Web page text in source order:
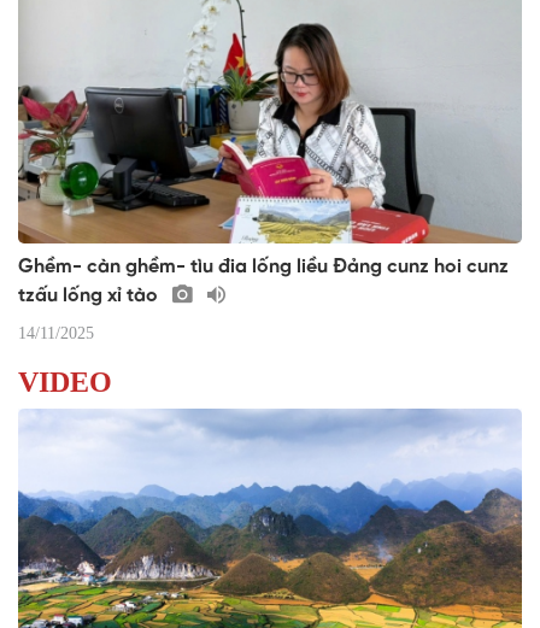
Ghềm- càn ghềm- tìu đia lống liều Đảng cunz hoi cunz
tzấu lống xỉ tào
14/11/2025
VIDEO